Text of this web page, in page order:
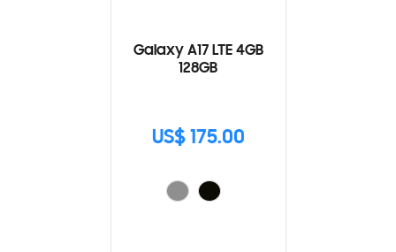
Galaxy A17 LTE 4GB
128GB
US$ 175.00